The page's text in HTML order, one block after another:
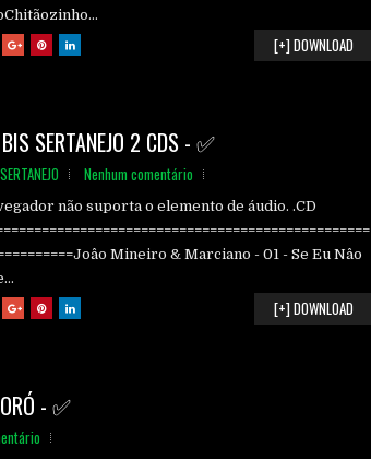
[+] DOWNLOAD
SERTANEJO 2 CDS - ✅
SERTANEJO Nenhum comentário
não suporta o elemento de áudio. .CD
Mineiro & Marciano - 01 - Se Eu Nâo
[+] DOWNLOAD
- ✅